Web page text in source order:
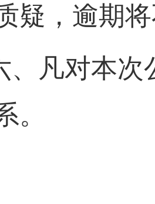
疑，逾期
、凡对本次
。